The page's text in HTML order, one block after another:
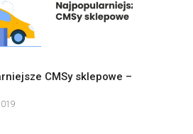
CMSy sklepowe –